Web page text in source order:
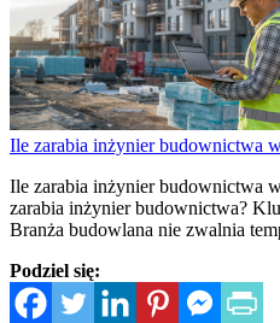
Ile zarabia inżynier budownictwa
Ile zarabia inżynier budownictwa
zarabia inżynier budownictwa?
Branża budowlana nie zwalnia
Podziel się: